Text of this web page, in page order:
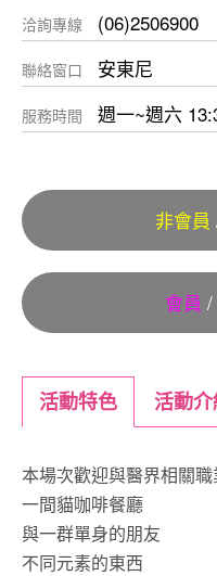
洽詢專線 (06)2506900
聯絡窗口 安東尼
服務時間 週一~週六
非會員
會員 /
活動特色 活動
本場次歡迎與醫界相關
一間貓咖啡餐廳
與一群單身的朋友
不同元素的東西